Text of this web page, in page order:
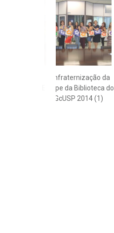
Confraternização da
Equipe da Biblioteca do
IGcUSP 2014 (1)